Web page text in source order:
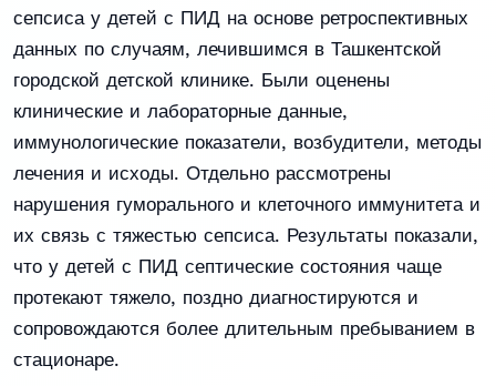
сепсиса у детей с ПИД на основе ретроспективных
данных по случаям, лечившимся в Ташкентской
городской детской клинике. Были оценены
клинические и лабораторные данные,
иммунологические показатели, возбудители, методы
лечения и исходы. Отдельно рассмотрены
нарушения гуморального и клеточного иммунитета и
их связь с тяжестью сепсиса. Результаты показали,
что у детей с ПИД септические состояния чаще
протекают тяжело, поздно диагностируются и
сопровождаются более длительным пребыванием в
стационаре.